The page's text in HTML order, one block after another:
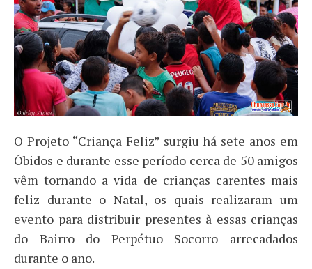
O Projeto “Criança Feliz” surgiu há sete anos em
Óbidos e durante esse período cerca de 50 amigos
vêm tornando a vida de crianças carentes mais
feliz durante o Natal, os quais realizaram um
evento para distribuir presentes à essas crianças
do Bairro do Perpétuo Socorro arrecadados
durante o ano.